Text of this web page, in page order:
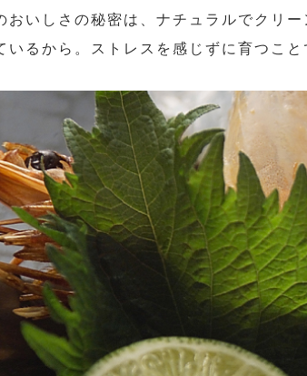
おいしさの秘密は、ナチュラルでクリ
いるから。ストレスを感じずに育つこ